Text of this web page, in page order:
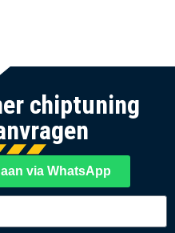
chiptuning
via WhatsApp